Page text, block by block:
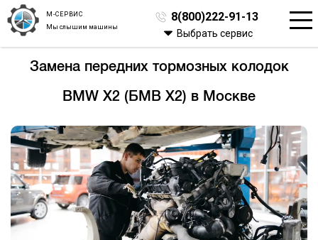
М-СЕРВИС
Мы слышим машины
8(800)222-91-13
Выбрать сервис
Замена передних тормозных колодок
BMW X2 (БМВ Х2) в Москве